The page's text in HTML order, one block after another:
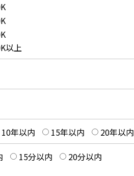
以上
10年以内 15年以内 20年以内
15分以内
20分以内